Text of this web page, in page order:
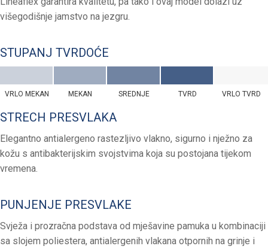
višegodišnje jamstvo na jezgru.
STUPANJ TVRDOĆE
VRLO MEKAN MEKAN SREDNJE TVRD VRLO TVRD
STRECH PRESVLAKA
Elegantno antialergeno rastezljivo vlakno, sigurno i nježno za
kožu s antibakterijskim svojstvima koja su postojana tijekom
vremena.
PUNJENJE PRESVLAKE
Svježa i prozračna podstava od mješavine pamuka u kombinaciji
sa slojem poliestera, antialergenih vlakana otpornih na grinje i